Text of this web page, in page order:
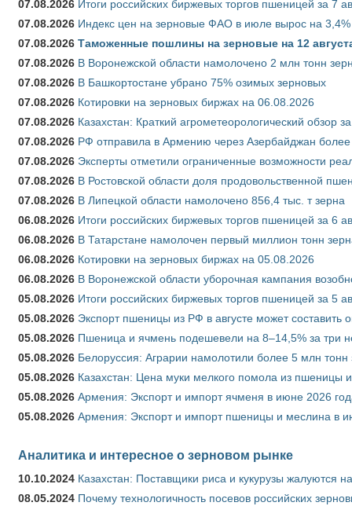
07.08.2026 Итоги российских биржевых торгов пшеницей за 7
07.08.2026 Индекс цен на зерновые ФАО в июле вырос на 3,4%
07.08.2026 Таможенные пошлины на зерновые на 12
07.08.2026 В Воронежской области намолочено 2 млн тонн
07.08.2026 В Башкортостане убрано 75% озимых зерновых
07.08.2026 Котировки на зерновых биржах на 06.08.2026
07.08.2026 Казахстан: Краткий агрометеорологический обзор
07.08.2026 РФ отправила в Армению через Азербайджан более
07.08.2026 Эксперты отметили ограниченные возможности
07.08.2026 В Ростовской области доля продовольственной
07.08.2026 В Липецкой области намолочено 856,4 тыс. т зерна
06.08.2026 Итоги российских биржевых торгов пшеницей за 6
06.08.2026 В Татарстане намолочен первый миллион тонн
06.08.2026 Котировки на зерновых биржах на 05.08.2026
06.08.2026 В Воронежской области уборочная кампания
05.08.2026 Итоги российских биржевых торгов пшеницей за 5
05.08.2026 Экспорт пшеницы из РФ в августе может составить
05.08.2026 Пшеница и ячмень подешевели на 8–14,5% за три
05.08.2026 Белоруссия: Аграрии намолотили более 5 млн тонн
05.08.2026 Казахстан: Цена муки мелкого помола из пшеницы
05.08.2026 Армения: Экспорт и импорт ячменя в июне 2026
05.08.2026 Армения: Экспорт и импорт пшеницы и меслина в
Аналитика и интересное о зерновом рынке
10.10.2024 Казахстан: Поставщики риса и кукурузы жалуются
08.05.2024 Почему технологичность посевов российских